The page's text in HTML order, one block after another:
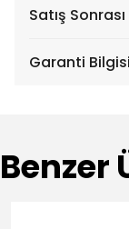
Satış
Garanti Bilgisi
Benzer